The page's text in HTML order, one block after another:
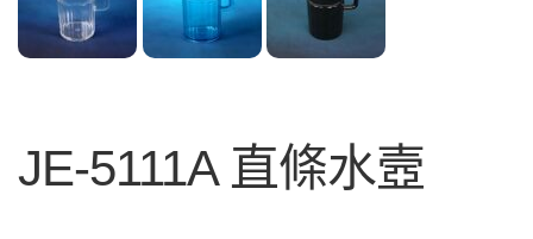
JE-5111A 直條水壼